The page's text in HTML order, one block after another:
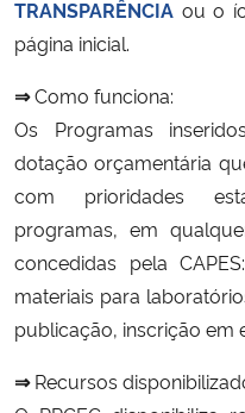
Ministério do Meio Ambiente
Ministério do Turismo
Ministério do Desenvolvimento
Controladoria-Geral da União
Ministério da Mulher, da Família e
TRANSPARÊNCIA ou o
página inicial.
⇒Como funciona:
Os Programas
dotação orçamentária
com prioridades
programas, em
concedidas pela
materiais para
publicação, inscrição em
⇒Recursos